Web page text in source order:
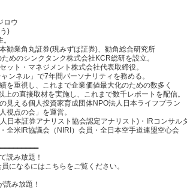
ロウ
)
勧業角丸証券(現みずほ証券)、勧角総合研究所
めのシンクタンク株式会社KCR総研を設立。
ット・マネジメント株式会社代表取締役。
ンネル」で7年間パーソナリティを務める。
を重視し、これまで企業価値最大化のための数多く
の直接取材を実施し、これまで数千レポートを配信。
見える個人投資家育成団体NPO法人日本ライフプラン
視点の会」を運営。
日本証券アナリスト協会認定アナリスト)・IRコンサル
全米IR協議会（NIRI）会員・全日本空手道連盟空心会
読み放題！
になるにはこちらをご覧ください。
読み放題！